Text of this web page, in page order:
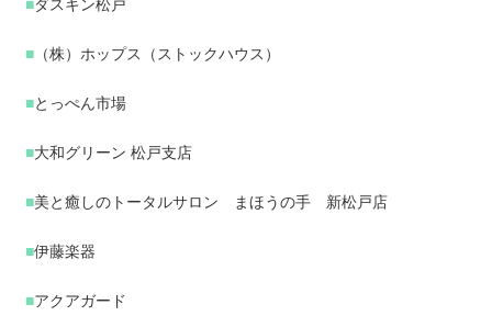
■ダスキン松戸
■ （株）ホップス（ストックハウス）
■とっぺん市場
■大和グリーン 松戸支店
■美と癒しのトータルサロン まほうの手 新松戸店
■伊藤楽器
■アクアガード